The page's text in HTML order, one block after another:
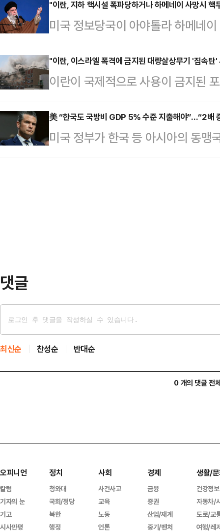
(MS) 사무실이 위치한 이스라엘
간)에도 연거푸 타격했다.미 CNN
미디어(SNS) 텔레그램 성명을 통
구·개발(R&D) 시설을 19일 밤과
서 "60대가 넘는 전투기가 120발
국방…
"이란, 지하 핵시설 폭파당하거나 하메네이 사망시 핵
미국 정보당국이 아야톨라 하메네
란 정부가 핵폭탄 제조를 가속화
따르면 미국 국가정보국(DNI) 관
의 포르도 우라늄 농축시설이 폭격
는 “현재 이란은 핵무기를 개발할
을 서두를 것”이라고 설명했다. 그
이 상원 정보위원회에 참석해 증언
관 모사드는 이스라…
"이란, 이스라엘 폭격에 금지된 대량살상무기 '집속탄'
이란이 국제적으로 사용이 금지된
알려졌다.이스라엘 매체 타임스오
19일(현지시간) 이란이 자국 중부
인 집속탄을 발사했다며 “민간인이
다”고 설명했다.이스라엘군은 “집
美 “한국도 국방비 GDP 5% 수준 지출해야”…“2배
미국 정부가 한국 등 아시아의 동
로 국방비를 지출해야 한다는 새로
댓글
최신순 찬성순 반대순
0 개의 댓글 전
오피니언
칼럼
기자의 눈
기고
시사만평
정치
청와대
국회/정당
북한
행정
사회
사건사고
교육
노동
언론
경제
금융
증권
산업/재계
중기/벤처
생활/
건강정보
자동차/
도로/교
여행/레